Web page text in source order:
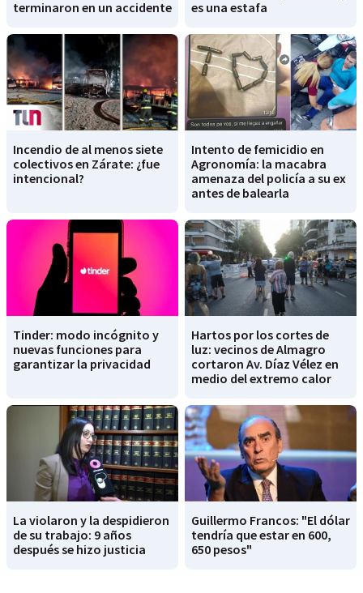
terminaron en un accidente
es una estafa
Incendio de al menos siete
colectivos en Zárate: ¿fue
intencional?
Intento de femicidio en
Agronomía: la macabra
amenaza del policía a su ex
antes de balearla
Tinder: modo incógnito y
nuevas funciones para
garantizar la privacidad
Hartos por los cortes de
luz: vecinos de Almagro
cortaron Av. Díaz Vélez en
medio del extremo calor
La violaron y la despidieron
de su trabajo: 9 años
después se hizo justicia
Guillermo Francos: "El dólar
tendría que estar en 600,
650 pesos"